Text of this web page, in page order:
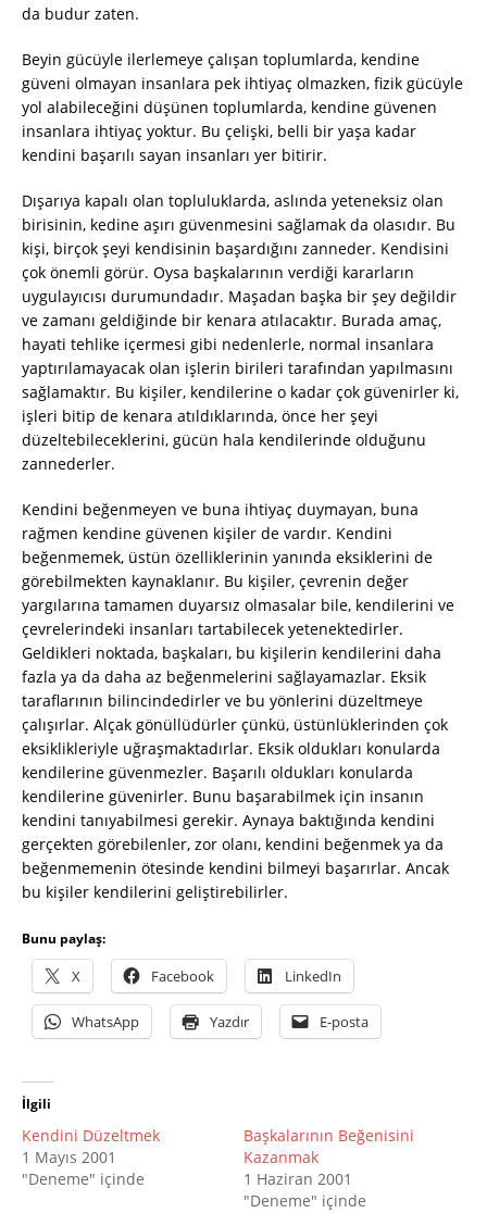
da budur zaten.
Beyin gücüyle ilerlemeye çalışan toplumlarda, kendine
güveni olmayan insanlara pek ihtiyaç olmazken, fizik gücüyle
yol alabileceğini düşünen toplumlarda, kendine güvenen
insanlara ihtiyaç yoktur. Bu çelişki, belli bir yaşa kadar
kendini başarılı sayan insanları yer bitirir.
Dışarıya kapalı olan topluluklarda, aslında yeteneksiz olan
birisinin, kedine aşırı güvenmesini sağlamak da olasıdır. Bu
kişi, birçok şeyi kendisinin başardığını zanneder. Kendisini
çok önemli görür. Oysa başkalarının verdiği kararların
uygulayıcısı durumundadır. Maşadan başka bir şey değildir
ve zamanı geldiğinde bir kenara atılacaktır. Burada amaç,
hayati tehlike içermesi gibi nedenlerle, normal insanlara
yaptırılamayacak olan işlerin birileri tarafından yapılmasını
sağlamaktır. Bu kişiler, kendilerine o kadar çok güvenirler ki,
işleri bitip de kenara atıldıklarında, önce her şeyi
düzeltebileceklerini, gücün hala kendilerinde olduğunu
zannederler.
Kendini beğenmeyen ve buna ihtiyaç duymayan, buna
rağmen kendine güvenen kişiler de vardır. Kendini
beğenmemek, üstün özelliklerinin yanında eksiklerini de
görebilmekten kaynaklanır. Bu kişiler, çevrenin değer
yargılarına tamamen duyarsız olmasalar bile, kendilerini ve
çevrelerindeki insanları tartabilecek yetenektedirler.
Geldikleri noktada, başkaları, bu kişilerin kendilerini daha
fazla ya da daha az beğenmelerini sağlayamazlar. Eksik
taraflarının bilincindedirler ve bu yönlerini düzeltmeye
çalışırlar. Alçak gönüllüdürler çünkü, üstünlüklerinden çok
eksiklikleriyle uğraşmaktadırlar. Eksik oldukları konularda
kendilerine güvenmezler. Başarılı oldukları konularda
kendilerine güvenirler. Bunu başarabilmek için insanın
kendini tanıyabilmesi gerekir. Aynaya baktığında kendini
gerçekten görebilenler, zor olanı, kendini beğenmek ya da
beğenmemenin ötesinde kendini bilmeyi başarırlar. Ancak
bu kişiler kendilerini geliştirebilirler.
Bunu paylaş:
X Facebook LinkedIn
WhatsApp Yazdır E-posta
İlgili
Kendini Düzeltmek
1 Mayıs 2001
"Deneme" içinde
Başkalarının Beğenisini
Kazanmak
1 Haziran 2001
"Deneme" içinde